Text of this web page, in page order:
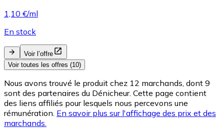
1,10 €/ml
En stock
Voir l’offre
Voir toutes les offres (10)
Nous avons trouvé le produit chez 12 marchands, dont 9
sont des partenaires du Dénicheur. Cette page contient
des liens affiliés pour lesquels nous percevons une
rémunération. En savoir plus sur l'affichage des prix et des
marchands.